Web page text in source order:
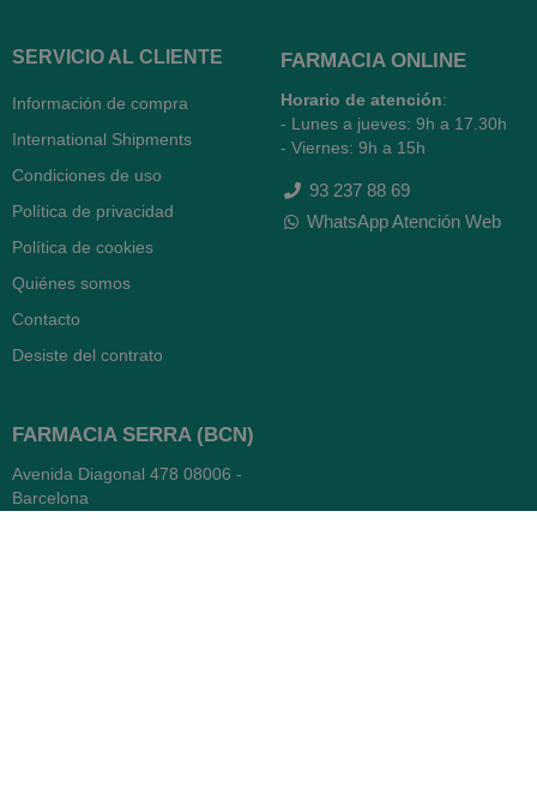
SERVICIO AL CLIENTE
Información de compra
International Shipments
Condiciones de uso
Política de privacidad
Política de cookies
Quiénes somos
Contacto
Desiste del contrato
FARMACIA ONLINE
Horario de atención:
- Lunes a jueves: 9h a 17.30h
- Viernes: 9h a 15h
93 237 88 69
WhatsApp Atención Web
FARMACIA SERRA (BCN)
Avenida Diagonal 478 08006 -
Barcelona